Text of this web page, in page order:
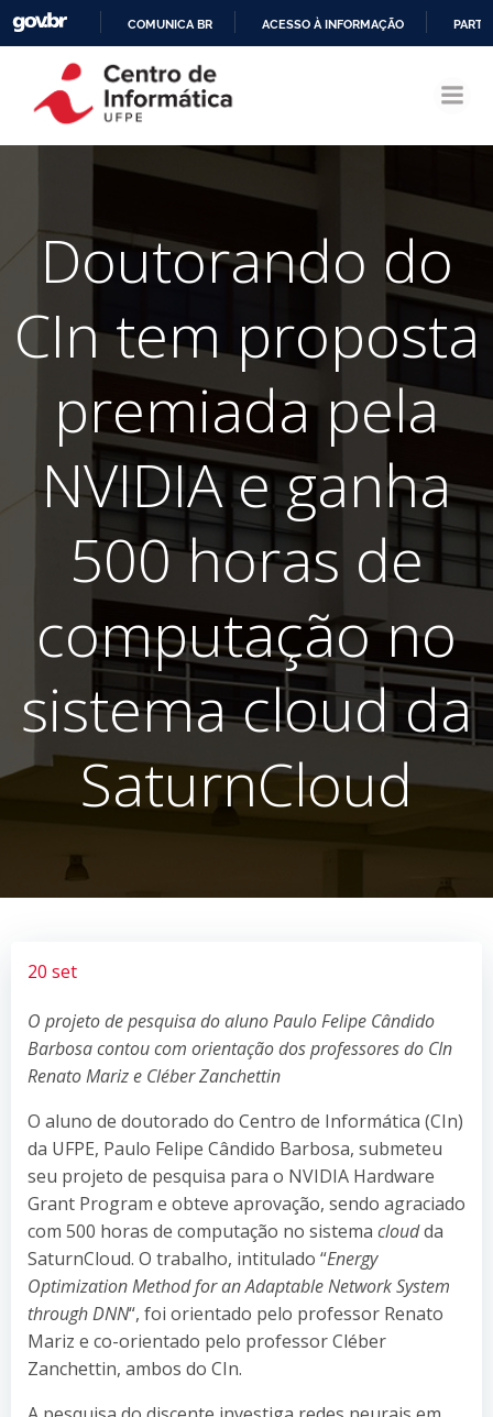
CONTEÚDO
COMUNICA BR ACESSO À INFORMAÇÃO
Doutorando do
CIn tem proposta
premiada pela
NVIDIA e ganha
500 horas de
computação no
sistema cloud da
SaturnCloud
20 set
O projeto de pesquisa do aluno Paulo Felipe Cândido
Barbosa contou com orientação dos professores do CIn
Renato Mariz e Cléber Zanchettin
O aluno de doutorado do Centro de Informática (CIn)
da UFPE, Paulo Felipe Cândido Barbosa, submeteu
seu projeto de pesquisa para o NVIDIA Hardware
Grant Program e obteve aprovação, sendo agraciado
com 500 horas de computação no sistema cloudda
SaturnCloud. O trabalho, intitulado “Energy
Optimization Method for an Adaptable Network System
through DNN“, foi orientado pelo professor Renato
Mariz e co-orientado pelo professor Cléber
Zanchettin, ambos do CIn.